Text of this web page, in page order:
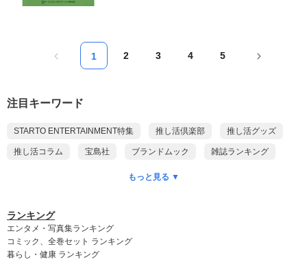
1 2 3 4 5
注目キーワード
STARTO ENTERTAINMENT特集 推し活倶楽部 推し活グッズ
推し活コラム 宝島社 ブランドムック 雑誌ランキング
DVDランキング CD予約ランキング
King & Prince
timelesz SUPER EIGHT
Hey! Say! JUMP DOMOTO
もっと見る ▼
ランキング
エンタメ・写真集ランキング
コミック、全巻セット ランキング
暮らし・健康 ランキング